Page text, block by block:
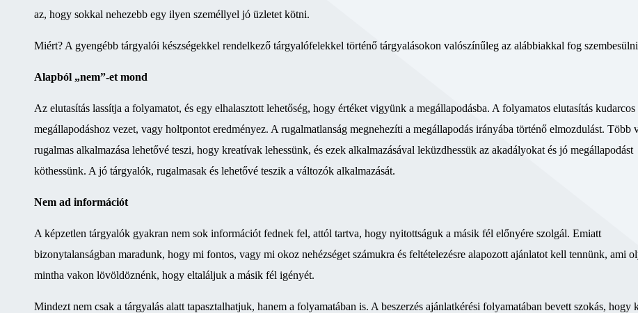
az, hogy sokkal nehezebb egy ilyen személlyel jó üzletet kötni.
Miért? A gyengébb tárgyalói készségekkel rendelkező tárgyalófelekkel történő tárgyalásokon valószínűleg az alábbiakkal fog
Alapból „nem”-et mond
Az elutasítás lassítja a folyamatot, és egy elhalasztott lehetőség, hogy értéket vigyünk a megállapodásba. A folyamatos elutasítás kudarcos
megállapodáshoz vezet, vagy holtpontot eredményez. A rugalmatlanság megnehezíti a megállapodás irányába történő elmozdulást. Több
rugalmas alkalmazása lehetővé teszi, hogy kreatívak lehessünk, és ezek alkalmazásával leküzdhessük az akadályokat és jó megállapodást
köthessünk. A jó tárgyalók, rugalmasak és lehetővé teszik a változók alkalmazását.
Nem ad információt
A képzetlen tárgyalók gyakran nem sok információt fednek fel, attól tartva, hogy nyitottságuk a másik fél előnyére szolgál. Emiatt
bizonytalanságban maradunk, hogy mi fontos, vagy mi okoz nehézséget számukra és feltételezésre alapozott ajánlatot kell tennünk, ami
mintha vakon lövöldöznénk, hogy eltaláljuk a másik fél igényét.
Mindezt nem csak a tárgyalás alatt tapasztalhatjuk, hanem a folyamatában is. A beszerzés ajánlatkérési folyamatában bevett szokás, hogy